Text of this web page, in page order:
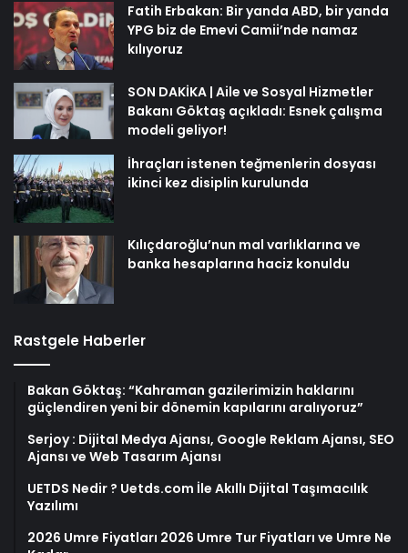
Fatih Erbakan: Bir yanda ABD, bir yanda
YPG biz de Emevi Camii’nde namaz
kılıyoruz
SON DAKİKA | Aile ve Sosyal Hizmetler
Bakanı Göktaş açıkladı: Esnek çalışma
modeli geliyor!
İhraçları istenen teğmenlerin dosyası
ikinci kez disiplin kurulunda
Kılıçdaroğlu’nun mal varlıklarına ve
banka hesaplarına haciz konuldu
Rastgele Haberler
Bakan Göktaş: “Kahraman gazilerimizin haklarını
güçlendiren yeni bir dönemin kapılarını aralıyoruz”
Serjoy : Dijital Medya Ajansı, Google Reklam Ajansı, SEO
Ajansı ve Web Tasarım Ajansı
UETDS Nedir ? Uetds.com İle Akıllı Dijital Taşımacılık
Yazılımı
2026 Umre Fiyatları 2026 Umre Tur Fiyatları ve Umre Ne